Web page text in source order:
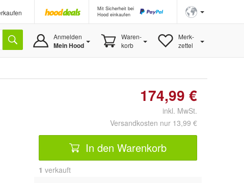
Mit Sicherheit bei
Hood einkaufen
Anmelden
Mein Hood
Waren-
korb
Merk-
zettel
174,99 €
inkl. MwSt.
Versandkosten nur 13,99 €
In den Warenkorb
1 verkauft